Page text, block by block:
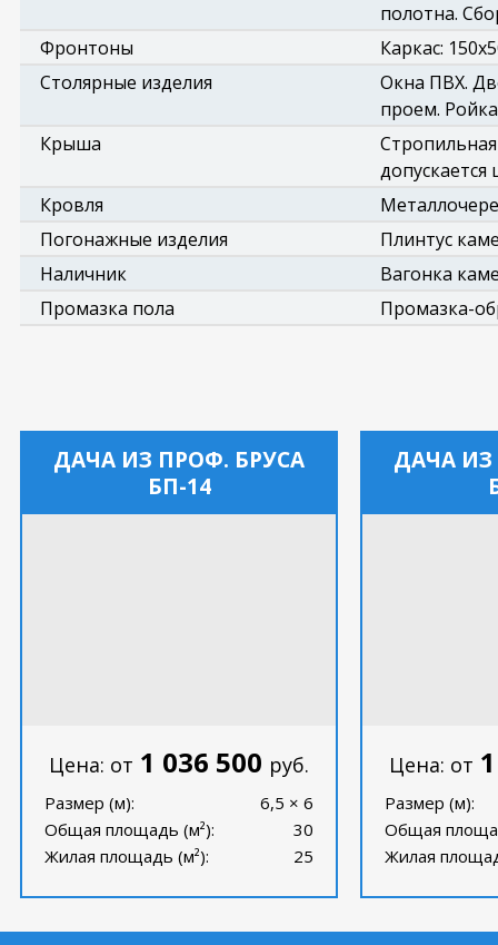
полотна.
Фронтоны
Каркас:
Столярные изделия
Окна ПВХ.
проем.
Крыша
Кровля
Погонажные изделия
Плинтус
Наличник
Вагонка
Промазка пола
Промазка-
ДАЧА ИЗ ПРОФ. БРУСА
БП-14
Цена: от 1 036 500 руб.
Размер (м):
6,5 × 6
Общая площадь (м²):
30
Жилая площадь (м²):
25
ДАЧА ИЗ
Цена: от
Размер (м):
Общая
Жилая